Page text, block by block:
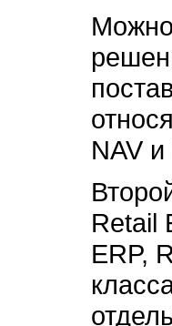
NAV
Retail
ERP,